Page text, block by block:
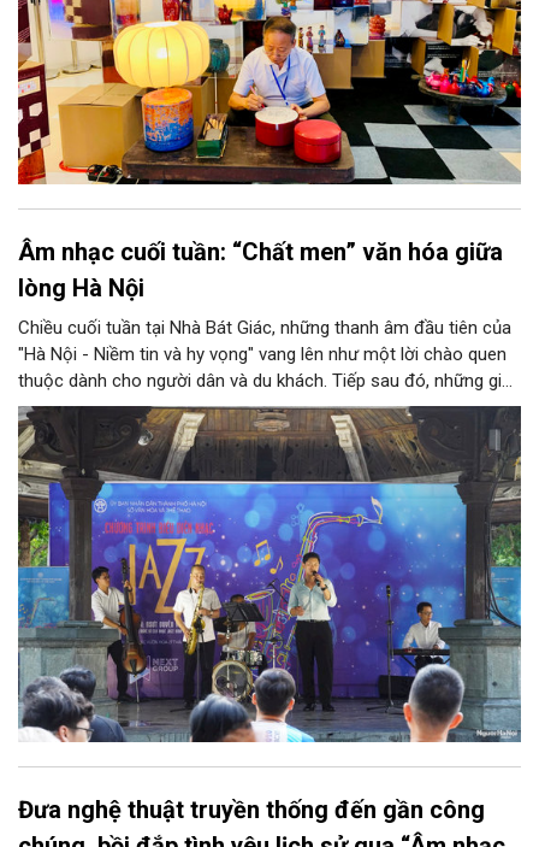
Âm nhạc cuối tuần: “Chất men” văn hóa giữa
lòng Hà Nội
Chiều cuối tuần tại Nhà Bát Giác, những thanh âm đầu tiên của
"Hà Nội - Niềm tin và hy vọng" vang lên như một lời chào quen
thuộc dành cho người dân và du khách. Tiếp sau đó, những giai
điệu jazz kinh điển của thế giới lần lượt cất lên qua phần biểu
diễn của NSƯT Quyền Văn Minh và các nghệ sĩ Bình Minh Jazz
Club, mở ra một không gian âm nhạc giàu cảm xúc ngay giữa
trung tâm Thủ đô.
Đưa nghệ thuật truyền thống đến gần công